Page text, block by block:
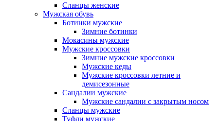
Сланцы женские
Мужская обувь
Ботинки мужские
Зимние ботинки
Мокасины мужские
Мужские кроссовки
Зимние мужские кроссовки
Мужские кеды
Мужские кроссовки летние и
демисезонные
Сандалии мужские
Мужские сандалии с закрытым носом
Сланцы мужские
Туфли мужские